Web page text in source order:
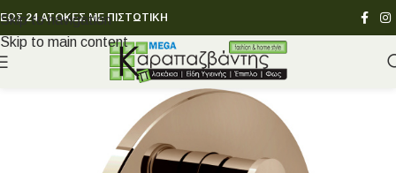
Skip to navigation
Skip to main content
ΕΩΣ 24 ΑΤΟΚΕΣ ΜΕ ΠΙΣΤΩΤΙΚΗ